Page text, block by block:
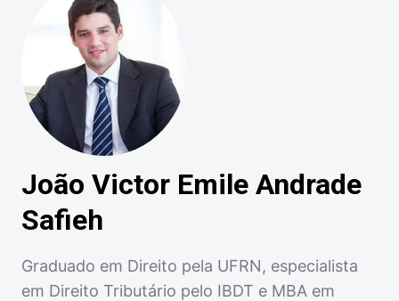
João Victor Emile Andrade
Safieh
Graduado em Direito pela UFRN, especialista
em Direito Tributário pelo IBDT e MBA em